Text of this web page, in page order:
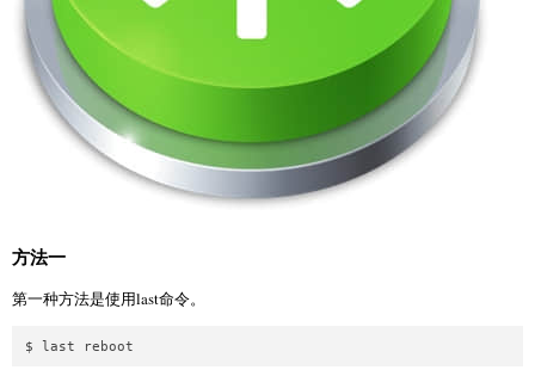
方法一
第一种方法是使用last命令。